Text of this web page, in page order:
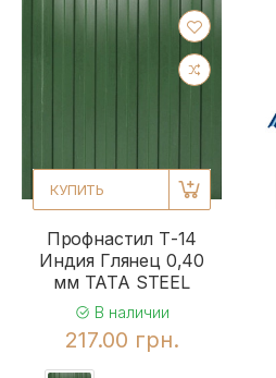
КУПИТЬ
Профнастил Т-14
Индия Глянец 0,40
мм TATA STEEL
В наличии
217.00 грн.